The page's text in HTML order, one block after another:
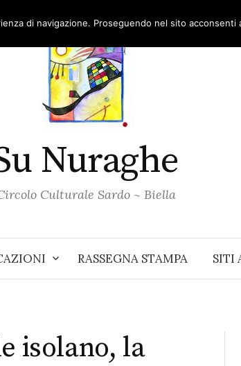
Nuraghe
Culturale Sardo ~ Biella
RASSEGNA STAMPA SITI
isolano, la
di navigazione. Proseguendo nel sito acconsenti